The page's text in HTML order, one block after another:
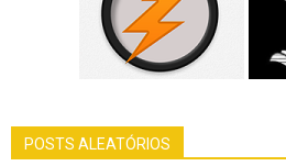
POSTS ALEATÓRIOS